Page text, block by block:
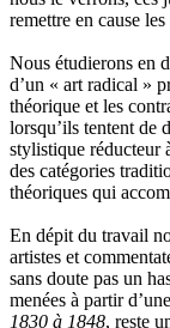
remettre en cause
Nous étudierons en
d’un « art radical »
théorique et les
lorsqu’ils tentent de
stylistique réducteur
des catégories
théoriques qui
En dépit du travail
artistes et
sans doute pas un
menées à partir
1830 à 1848, reste